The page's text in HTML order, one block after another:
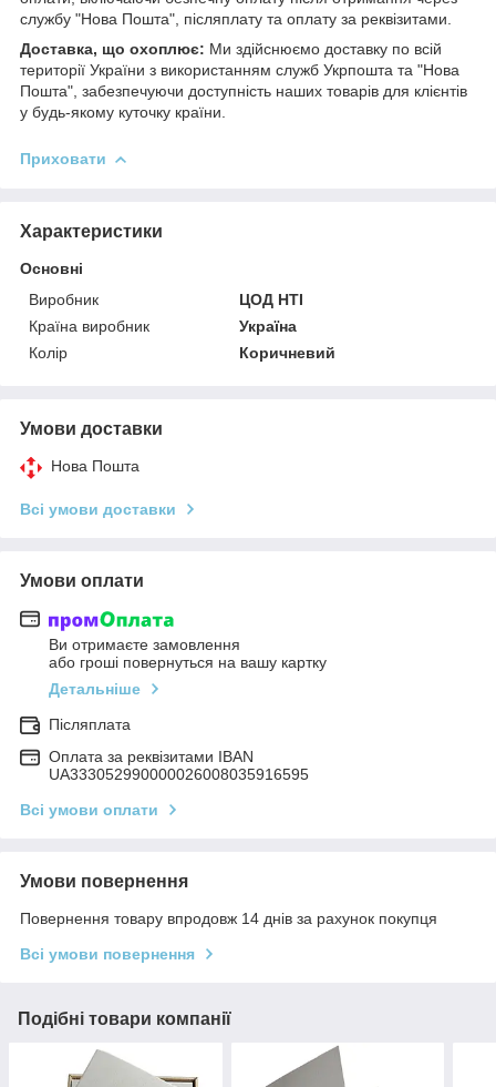
службу "Нова Пошта", післяплату та оплату за реквізитами.
Доставка, що охоплює: Ми здійснюємо доставку по всій
території України з використанням служб Укрпошта та "Нова
Пошта", забезпечуючи доступність наших товарів для клієнтів
у будь-якому куточку країни.
Приховати
Характеристики
Основні
Виробник
ЦОД НТІ
Країна виробник
Україна
Колір
Коричневий
Умови доставки
Нова Пошта
Всі умови доставки
Умови оплати
Ви отримаєте замовлення
або гроші повернуться на вашу картку
Детальніше
Післяплата
Оплата за реквізитами IBAN
UA333052990000026008035916595
Всі умови оплати
Умови повернення
Повернення товару впродовж 14 днів за рахунок покупця
Всі умови повернення
Подібні товари компанії